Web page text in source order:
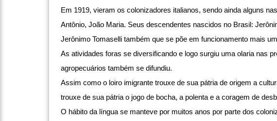
Em 1919, vieram os colonizadores italianos, sendo ainda alguns
Antônio, João Maria. Seus descendentes nascidos no Brasil:
Jerônimo Tomaselli também que se põe em funcionamento mais
As atividades foras se diversificando e logo surgiu uma olaria nas
agropecuários também se difundiu.
Assim como o loiro imigrante trouxe de sua pátria de origem a
trouxe de sua pátria o jogo de bocha, a polenta e a coragem de
O hábito da língua se manteve por muitos anos por parte dos